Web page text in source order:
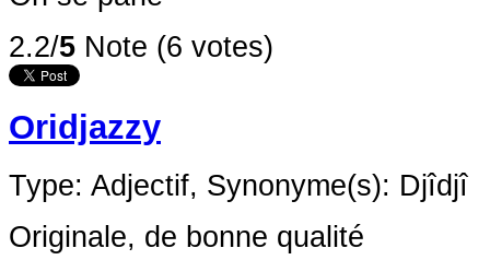
2.2/5 Note (6 votes)
Oridjazzy
Type: Adjectif, Synonyme(s): Djîdjî
Originale, de bonne qualité